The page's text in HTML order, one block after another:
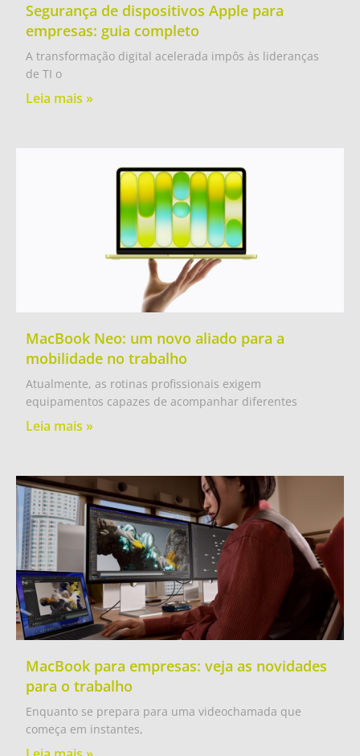
Segurança de dispositivos Apple para
empresas: guia completo
A transformação digital acelerada impôs às lideranças
de TI o
Leia mais »
MacBook Neo: um novo aliado para a
mobilidade no trabalho
Atualmente, as rotinas profissionais exigem
equipamentos capazes de acompanhar diferentes
Leia mais »
MacBook para empresas: veja as novidades
para o trabalho
Enquanto se prepara para uma videochamada que
começa em instantes,